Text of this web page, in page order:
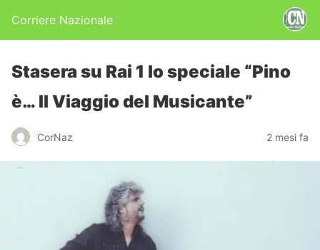
Corriere Nazionale
Stasera su Rai 1 lo speciale “Pino
è… Il Viaggio del Musicante”
CorNaz 2 mesi fa